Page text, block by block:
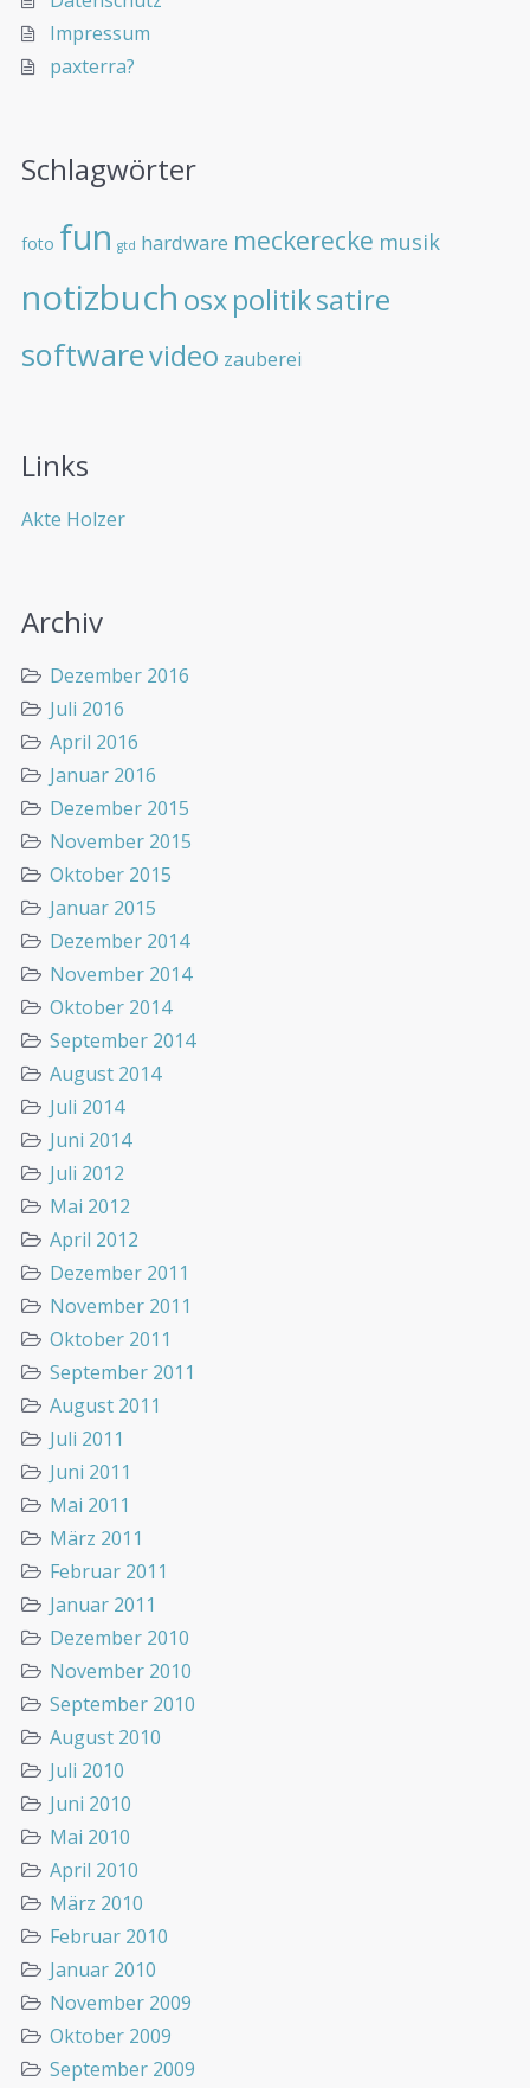
Impressum
paxterra?
Schlagwörter
foto fun gtd hardware meckerecke musik
notizbuch osxpolitiksatire
softwarevideo zauberei
Links
Akte Holzer
Archiv
Dezember 2016
Juli 2016
April 2016
Januar 2016
Dezember 2015
November 2015
Oktober 2015
Januar 2015
Dezember 2014
November 2014
Oktober 2014
September 2014
August 2014
Juli 2014
Juni 2014
Juli 2012
Mai 2012
April 2012
Dezember 2011
November 2011
Oktober 2011
September 2011
August 2011
Juli 2011
Juni 2011
Mai 2011
März 2011
Februar 2011
Januar 2011
Dezember 2010
November 2010
September 2010
August 2010
Juli 2010
Juni 2010
Mai 2010
April 2010
März 2010
Februar 2010
Januar 2010
November 2009
Oktober 2009
September 2009